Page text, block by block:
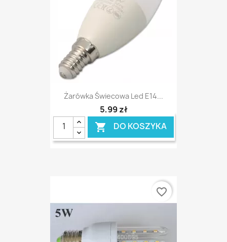
Żarówka Świecowa Led E14...
5,99 zł
 DO KOSZYKA
favorite_border